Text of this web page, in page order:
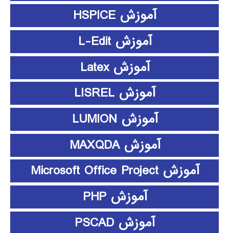
آموزش HSPICE
آموزش L-Edit
آموزش Latex
آموزش LISREL
آموزش LUMION
آموزش MAXQDA
آموزش Microsoft Office Project
آموزش PHP
آموزش PSCAD